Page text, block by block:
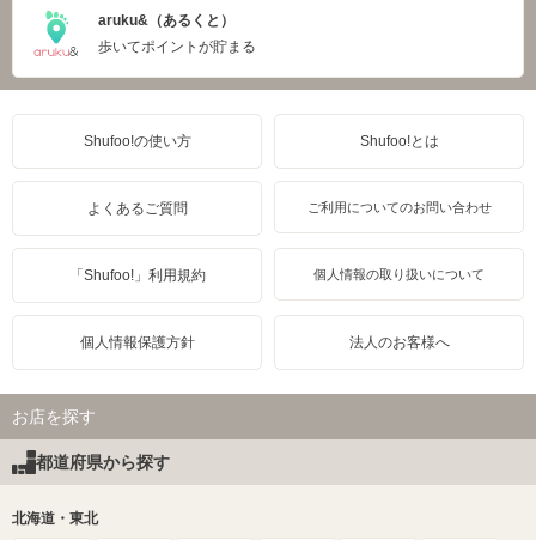
aruku&（あるくと）
歩いてポイントが貯まる
Shufoo!の使い方 Shufoo!とは
よくあるご質問 ご利用についてのお問い合わせ
「Shufoo!」利用規約 個人情報の取り扱いについて
個人情報保護方針 法人のお客様へ
お店を探す
都道府県から探す
北海道・東北